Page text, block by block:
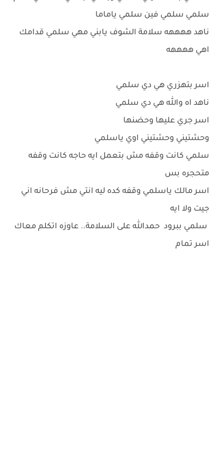
سلمي سلمي فين سلمي ياماما
ناهد ههههه سلامة الشوف يابني مهي سلمي قدامك
اهي ههههه
اسر بتهزري هي دي سلمي
ناهد اه والله هي دي سلمي
اسر جري عليها وحضنها
وحشتيني وحشتيني اوي ياسلمي
سلمي كانت وقفه مش بتعمل ايه حاجه كانت وقفه
متحجره بس
اسر مالك ياسلمي وقفه كده ليه انتي مش فرحانه اني
جيت ولا ايه
سلمي ببرود حمدالله على السلامة.. عاوزه اتكلم معاك
اسر تمام